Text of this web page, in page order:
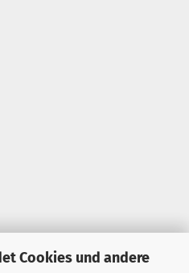
Cookies und andere